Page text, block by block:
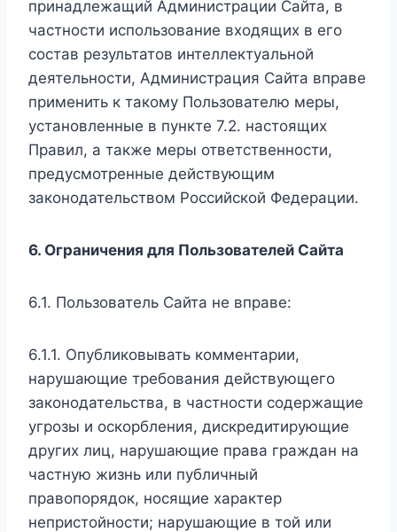
принадлежащий Администрации Сайта, в
частности использование входящих в его
состав результатов интеллектуальной
деятельности, Администрация Сайта вправе
применить к такому Пользователю меры,
установленные в пункте 7.2. настоящих
Правил, а также меры ответственности,
предусмотренные действующим
законодательством Российской Федерации.
6. Ограничения для Пользователей Сайта
6.1. Пользователь Сайта не вправе:
6.1.1. Опубликовывать комментарии,
нарушающие требования действующего
законодательства, в частности содержащие
угрозы и оскорбления, дискредитирующие
других лиц, нарушающие права граждан на
частную жизнь или публичный
правопорядок, носящие характер
непристойности; нарушающие в той или